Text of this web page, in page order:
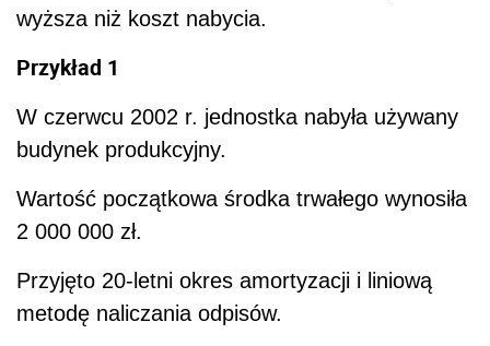
wyższa niż koszt nabycia.
Przykład 1
W czerwcu 2002 r. jednostka nabyła używany
budynek produkcyjny.
Wartość początkowa środka trwałego wynosiła
2 000 000 zł.
Przyjęto 20-letni okres amortyzacji i liniową
metodę naliczania odpisów.